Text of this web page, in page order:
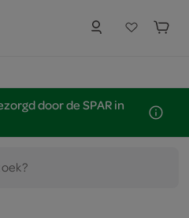
door de SPAR in